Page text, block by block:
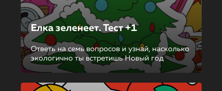
Елка зеленеет. Тест +1
Ответь на семь вопросов и узнай, насколько
экологично ты встретишь Новый год